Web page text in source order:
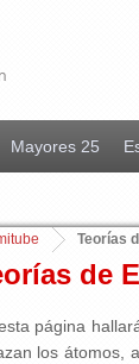
Mayores 25
Teorías
de
página
los átomos,